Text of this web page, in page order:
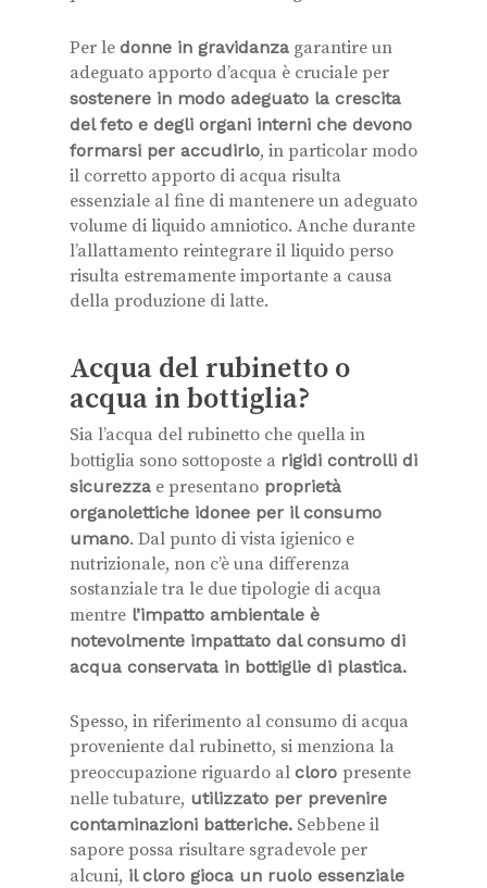
Per le donne in gravidanza garantire un
adeguato apporto d’acqua è cruciale per
sostenere in modo adeguato la crescita
del feto e degli organi interni che devono
formarsi per accudirlo, in particolar modo
il corretto apporto di acqua risulta
essenziale al fine di mantenere un adeguato
volume di liquido amniotico. Anche durante
l’allattamento reintegrare il liquido perso
risulta estremamente importante a causa
della produzione di latte.
Acqua del rubinetto o
acqua in bottiglia?
Sia l’acqua del rubinetto che quella in
bottiglia sono sottoposte a rigidi controlli di
sicurezza e presentano proprietà
organolettiche idonee per il consumo
umano. Dal punto di vista igienico e
nutrizionale, non c’è una differenza
sostanziale tra le due tipologie di acqua
mentre l’impatto ambientale è
notevolmente impattato dal consumo di
acqua conservata in bottiglie di plastica.
Spesso, in riferimento al consumo di acqua
proveniente dal rubinetto, si menziona la
preoccupazione riguardo al cloro presente
nelle tubature, utilizzato per prevenire
contaminazioni batteriche. Sebbene il
sapore possa risultare sgradevole per
alcuni, il cloro gioca un ruolo essenziale